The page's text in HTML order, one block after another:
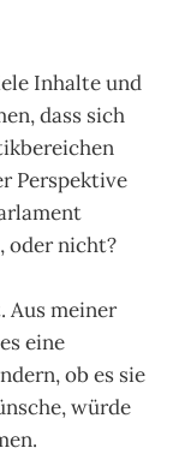
Inhalte und
dass sich
Perspektive
oder nicht?
Aus meiner
eine
ob es sie
würde